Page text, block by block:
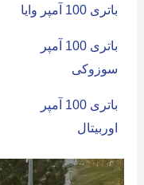
باتری 100 آمپر وایا
باتری 100 آمپر
سوزوکی
باتری 100 آمپر
اوربیتال